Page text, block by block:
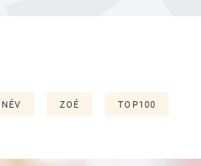
ZOÉ TOP100